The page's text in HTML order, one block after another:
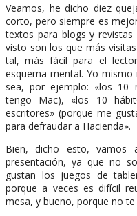
Veamos, he dicho diez
corto, pero siempre es
textos para blogs y
visto son los que más
tal, más fácil para el
esquema mental. Yo
sea, por ejemplo: «los 10
tengo Mac), «los 10
escritores» (porque me
para defraudar a Hacienda».
Bien, dicho esto, vamos
presentación, ya que no
gustan los juegos de
porque a veces es difícil
mesa, y bueno, porque no